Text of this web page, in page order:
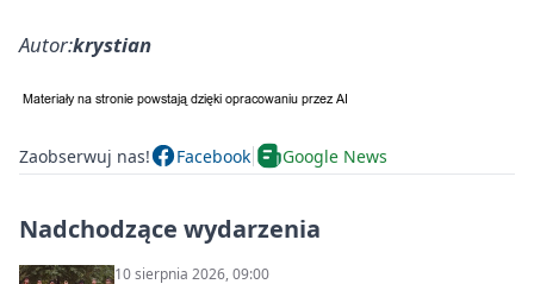
Autor:krystian
Zaobserwuj nas! Facebook Google News
Nadchodzące wydarzenia
10 sierpnia 2026, 09:00